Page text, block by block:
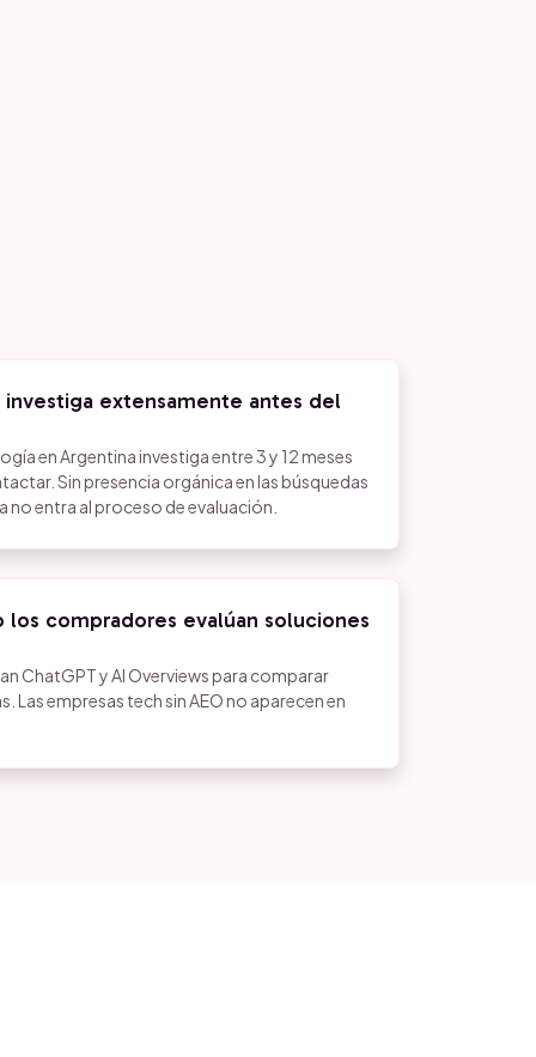
extensamente antes del
en Argentina investiga entre 3 y 12 meses
Sin presencia orgánica en las búsquedas
no entra al proceso de evaluación.
los compradores evalúan soluciones
ChatGPT y AI Overviews para comparar
empresas tech sin AEO no aparecen en